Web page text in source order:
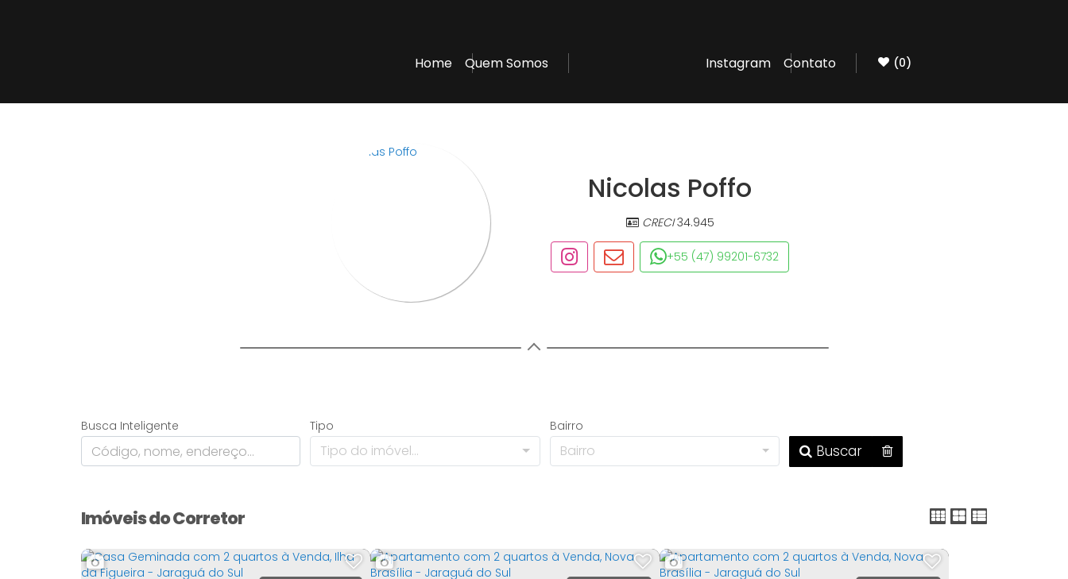
(0)
Contato
Instagram
Quem Somos
Home
Nicolas Poffo
CRECI34.945
+55 (47) 99201-6732
Busca Inteligente Tipo
Tipo do imóvel...
Bairro
Bairro Buscar
Imóveis do Corretor